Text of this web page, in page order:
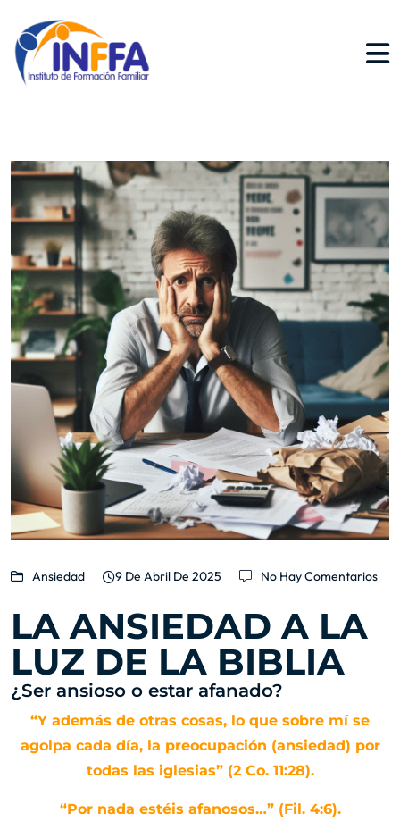
Ansiedad 9 De Abril De 2025 No Hay Comentarios
LA ANSIEDAD A LA
LUZ DE LA BIBLIA
¿Ser ansioso o estar afanado?
Y además de otras cosas, lo que sobre mí se
agolpa cada día, la preocupación (ansiedad) por
todas las iglesias (2 Co. 11:28).
Por nada estéis afanosos… (Fil. 4:6).